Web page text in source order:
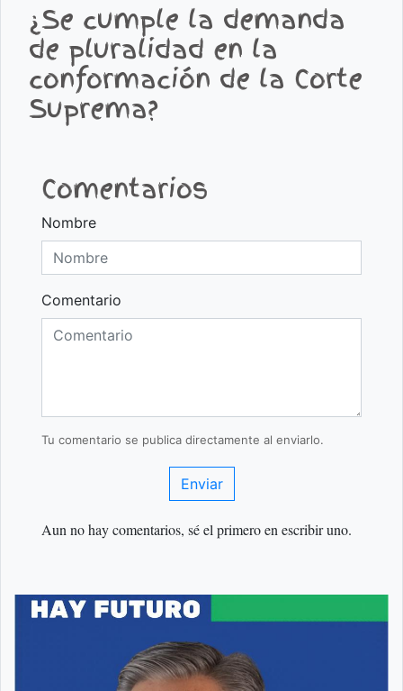
¿Se cumple la demanda
de pluralidad en la
conformación de la Corte
Suprema?
Comentarios
Nombre
Comentario
Tu comentario se publica directamente al enviarlo.
Enviar
Aun no hay comentarios, sé el primero en escribir uno.